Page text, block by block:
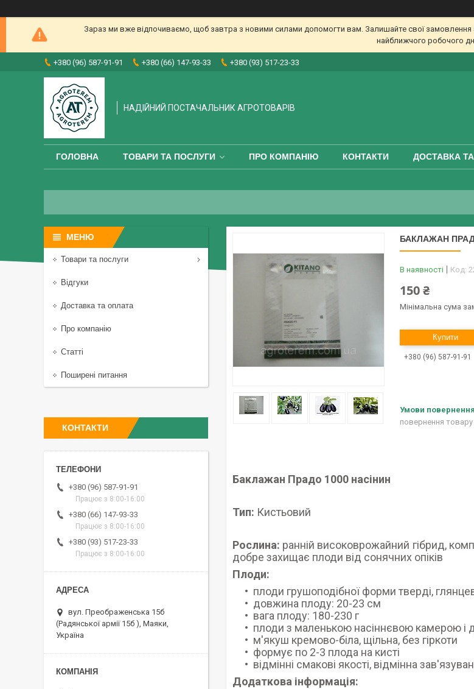
Зараз ми вже відпочиваємо, щоб завтра з новими силами допомогти вам. Залишайте свої
найближчого робочого
+380 (96) 587-91-91 +380 (66) 147-93-33 +380 (93) 517-23-33
НАДІЙНИЙ ПОСТАЧАЛЬНИК АГРОТОВАРІВ
ГОЛОВНА ТОВАРИ ТА ПОСЛУГИ ПРО КОМПАНІЮ КОНТАКТИ ДОСТАВКА
БАКЛАЖАН
В наявності Код:
150 ₴
Мінімальна сума
Купити
+380 (96) 587-91-91
повернення
Баклажан Прадо 1000 насінин
Тип: Кистьовий
Рослина: ранній високоврожайний гібрид,
добре захищає плоди від сонячних опіків
Плоди:
плоди грушоподібної форми тверді,
довжина плоду: 20-23 см
вага плоду: 180-230 г
плоди з маленькою насіннєвою камерою і
м'якуш кремово-біла, щільна, без гіркоти
формує по 2-3 плода на кисті
відмінні смакові якості, відмінна
Додаткова інформація:
Товари та послуги
Відгуки
Доставка та оплата
Про компанію
Статті
Поширені питання
КОНТАКТИ
+380 (96) 587-91-91
Працює з 8:00-16:00
+380 (66) 147-93-33
Працює з 8:00-16:00
+380 (93) 517-23-33
Працює з 8:00-16:00
вул. Преображенська 15б
(Радянської армії 15б ), Маяки,
Україна